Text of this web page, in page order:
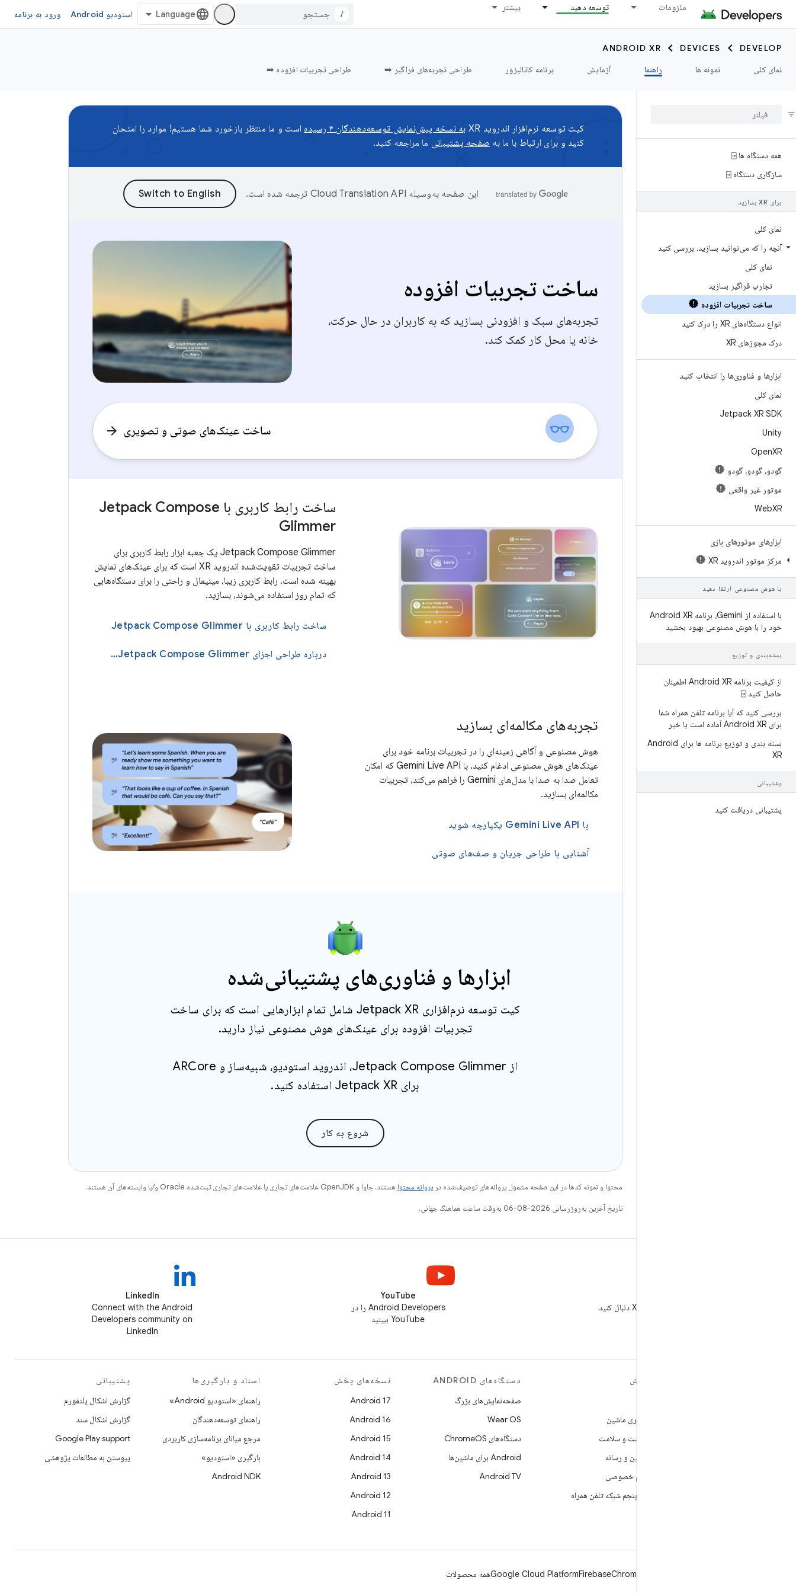
ملزومات توسعه دهید بیشتر
/ استودیو Android ورود به برنامه
DEVELOP
DEVICES
ANDROID XR
نمای کلی
نمونه ها راهنما آزمایش برنامه کاتالیزور طراحی تجربه‌های فراگیر ➡️ طراحی تجربیات افزوده ➡️
همه دستگاه ها ⍈
سازگاری دستگاه ⍈
برای XR بسازید
نمای کلی
آنچه را که می‌توانید بسازید، بررسی کنید
نمای کلی
تجارب فراگیر بسازید
ساخت تجربیات افزوده
انواع دستگاه‌های XR را درک کنید
درک مجوزهای XR
ابزارها و فناوری‌ها را انتخاب کنید
نمای کلی
Jetpack XR SDK
Unity
OpenXR
گودو، گودو، گودو
موتور غیر واقعی
WebXR
ابزارهای موتورهای بازی
مرکز موتور اندروید XR
با هوش مصنوعی ارتقا دهید
با استفاده از Gemini، برنامه Android XR
خود را با هوش مصنوعی بهبود بخشید
بسته‌بندی و توزیع
از کیفیت برنامه Android XR اطمینان
حاصل کنید ⍈
بررسی کنید که آیا برنامه تلفن همراه شما
برای Android XR آماده است یا خیر
بسته بندی و توزیع برنامه ها برای Android
XR
پشتیبانی
پشتیبانی دریافت کنید
کیت توسعه نرم‌افزار اندروید XR به نسخه پیش‌نمایش توسعه‌دهندگان ۴ رسیده
است و ما منتظر بازخورد شما هستیم! موارد را امتحان
کنید و برای ارتباط با ما به صفحه پشتیبانی ما مراجعه کنید.
این صفحه به‌وسیله ترجمه شده است.
ساخت تجربیات افزوده
تجربه‌های سبک و افزودنی بسازید که به کاربران در حال حرکت،
خانه یا محل کار کمک کند.
ساخت عینک‌های صوتی و تصویری arrow_forward
ساخت رابط کاربری با Jetpack Compose
Glimmer
Jetpack Compose Glimmer یک جعبه ابزار رابط کاربری برای
ساخت تجربیات تقویت‌شده اندروید XR است که برای عینک‌های نمایش
بهینه شده است. رابط کاربری زیبا، مینیمال و راحتی را برای دستگاه‌هایی
که تمام روز استفاده می‌شوند، بسازید.
ساخت رابط کاربری با Jetpack Compose Glimmer
درباره طراحی اجزای Jetpack Compose Glimmer اطلاعات کسب کنید
تجربه‌های مکالمه‌ای بسازید
هوش مصنوعی و آگاهی زمینه‌ای را در تجربیات برنامه خود برای
عینک‌های هوش مصنوعی ادغام کنید. با Gemini Live API که امکان
تعامل صدا به صدا با مدل‌های Gemini را فراهم می‌کند، تجربیات
مکالمه‌ای بسازید.
با Gemini Live API یکپارچه شوید
آشنایی با طراحی جریان و صف‌های صوتی
ابزارها و فناوری‌های پشتیبانی‌شده
کیت توسعه نرم‌افزاری Jetpack XR شامل تمام ابزارهایی است که برای ساخت
تجربیات افزوده برای عینک‌های هوش مصنوعی نیاز دارید.
از Jetpack Compose Glimmer، اندروید استودیو، شبیه‌ساز و ARCore
برای Jetpack XR استفاده کنید.
شروع به کار
محتوا و نمونه کدها در این صفحه مشمول پروانه‌های توصیف‌شده در پروانه محتوا هستند. جاوا و OpenJDK علامت‌های تجاری یا علامت‌های تجاری ثبت‌شده Oracle و/یا وابسته‌های آن هستند.
تاریخ آخرین به‌روزرسانی 2026-08-06 به‌وقت ساعت هماهنگ جهانی.
YouTube
Android Developers را در
YouTube ببینید
LinkedIn
Connect with the Android
Developers community on
LinkedIn
کاوش
یادگیری ماشین
بهداشت و سلامت
دوربین و رسانه
حریم خصوصی
نسل پنجم شبکه تلفن همراه
دستگاه‌های ANDROID
صفحه‌نمایش‌های بزرگ
Wear OS
دستگاه‌های ChromeOS
Android برای ماشین‌ها
Android TV
نسخه‌های پخش
Android 17
Android 16
Android 15
Android 14
Android 13
Android 12
Android 11
اسناد و بارگیری‌ها
راهنمای «استودیو Android»
راهنمای توسعه‌دهندگان
مرجع میانای برنامه‌سازی کاربردی
بارگیری «استودیو»
Android NDK
پشتیبانی
گزارش اشکال پلتفورم
گزارش اشکال سند
Google Play support
پیوستن به مطالعات پژوهشی
Chrome
Firebase
Google Cloud Platformهمه محصولات